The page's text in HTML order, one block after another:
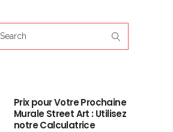
Prix pour Votre Prochaine
Murale Street Art : Utilisez
notre Calculatrice